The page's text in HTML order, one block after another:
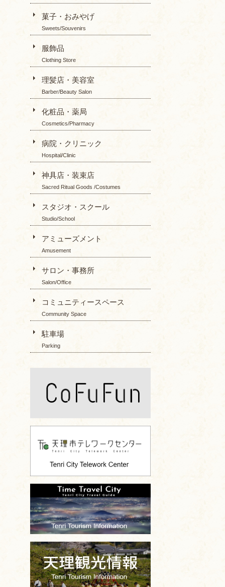
菓子・おみやげ
Sweets/Souvenirs
服飾品
Clothing Store
理髪店・美容室
Barber/Beauty Salon
化粧品・薬局
Cosmetics/Pharmacy
病院・クリニック
Hospital/Clinic
神具店・装束店
Sacred Ritual Goods /Costumes
スタジオ・スクール
Studio/School
アミューズメント
Amusement
サロン・事務所
Salon/Office
コミュニティースペース
Community Space
駐車場
Parking